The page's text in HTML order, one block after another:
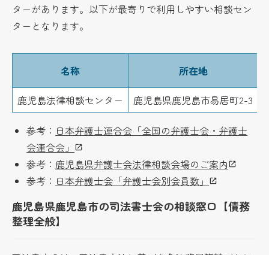
ターがあります。以下が最寄りで利用しやすい相談セン
ターとなります。
名称 所在地
鹿児島法律相談センター 鹿児島県鹿児島市易居町2-3
参考： 日本弁護士連合会「全国の弁護士会・弁護士
会連合会」
参考： 鹿児島県弁護士会法律相談会場のご案内
参考： 日本弁護士会「弁護士会別会員数」
鹿児島県鹿児島市の司法書士会の相談窓口【債務
整理全般】